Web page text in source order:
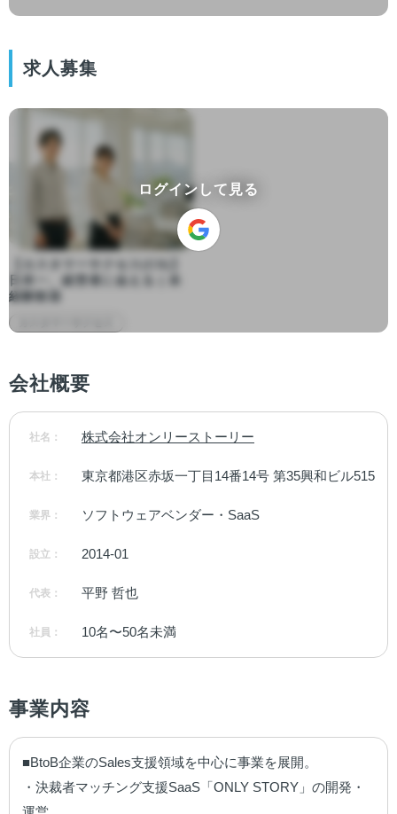
求人募集
ログインして見る
日本一、経営者に会える | 未
経験歓迎
会社概要
社名： 株式会社オンリーストーリー
本社： 東京都港区赤坂一丁目14番14号 第35興和ビル515
業界： ソフトウェアベンダー・SaaS
設立： 2014-01
代表： 平野 哲也
社員： 10名〜50名未満
事業内容
■BtoB企業のSales支援領域を中心に事業を展開。
・決裁者マッチング支援SaaS「ONLY STORY」の開発・